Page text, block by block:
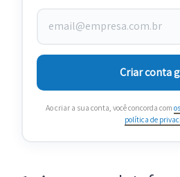
Criar conta
Ao criar a sua conta, você concorda com
política de